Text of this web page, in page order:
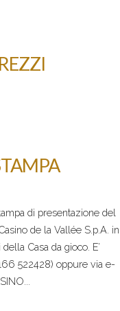
di presentazione del
de la Vallée S.p.A. in
Casa da gioco. E’
522428) oppure via e-